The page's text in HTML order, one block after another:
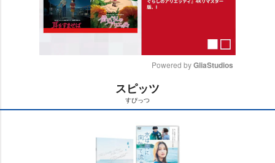
t
Powered by GliaStudios
スピッツ
すぴっつ